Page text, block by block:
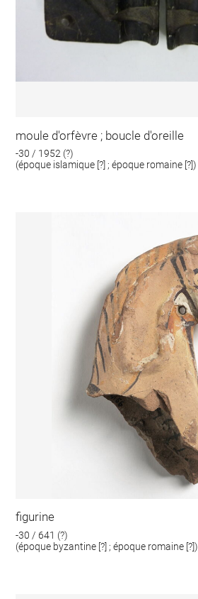
moule d'orfèvre ; boucle d'oreille
-30 / 1952 (?)
(époque islamique [?] ; époque romaine [?])
figurine
-30 / 641 (?)
(époque byzantine [?] ; époque romaine [?])